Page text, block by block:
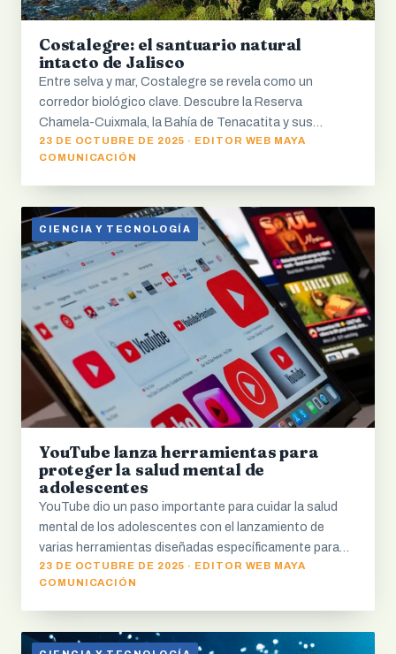
Costalegre: el santuario natural
intacto de Jalisco
Entre selva y mar, Costalegre se revela como un
corredor biológico clave. Descubre la Reserva
Chamela-Cuixmala, la Bahía de Tenacatita y sus…
23 DE OCTUBRE DE 2025 · EDITOR WEB MAYA
COMUNICACIÓN
CIENCIA Y TECNOLOGÍA
YouTube lanza herramientas para
proteger la salud mental de
adolescentes
YouTube dio un paso importante para cuidar la salud
mental de los adolescentes con el lanzamiento de
varias herramientas diseñadas específicamente para…
23 DE OCTUBRE DE 2025 · EDITOR WEB MAYA
COMUNICACIÓN